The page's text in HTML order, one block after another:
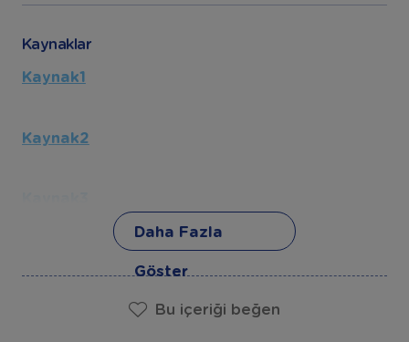
Kaynaklar
Kaynak1
Kaynak2
Daha Fazla
Göster
Bu içeriği beğen